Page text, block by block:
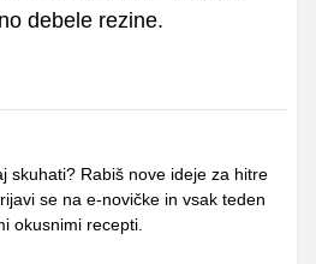
debele rezine.
skuhati? Rabiš nove ideje za hitre
se na e-novičke in vsak teden
okusnimi recepti.